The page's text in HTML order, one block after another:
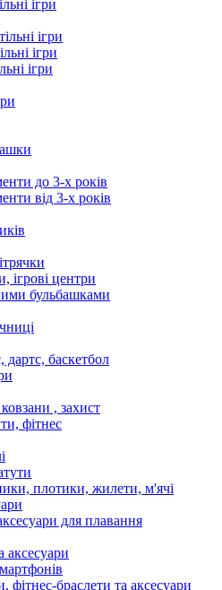
ігри
ігри
ігри
ігри
до 3-х років
від 3-х років
ігрові центри
бульбашками
дартс, баскетбол
, захист
фітнес
плотики, жилети, м'ячі
для плавання
аксесуари
фітнес-браслети та аксесуари